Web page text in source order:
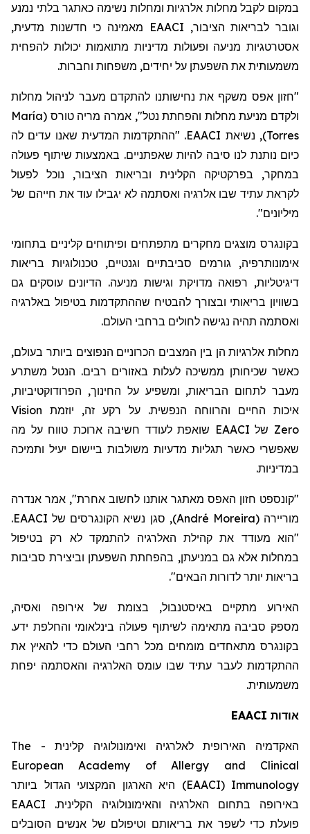
במקום לקבל מחלות אלרגיות ומחלות נשימה כאתגר בלתי נמנע
וגובר לבריאות הציבור, EAACI מאמינה כי חדשנות מדעית,
אסטרטגיות מניעה ופעולות מדיניות מתואמות יכולות להפחית
משמעותית את השפעתן על יחידים, משפחות וחברות.
"חזון אפס משקף את נחישותנו להתקדם מעבר לניהול מחלות
ולקדם מניעת מחלות והפחתת נטל", אמרה מריהטורס (
María
Torres
), נשיאת EAACI. "ההתקדמות המדעית שאנו עדים לה
כיום נותנת לנו סיבה להיות שאפתניים. באמצעות שיתוף פעולה
במחקר, בפרקטיקה הקלינית ובריאות הציבור, נוכל לפעול
לקראת עתיד שבו אלרגיה ואסתמה לא יגבילו עוד את חייהם של
מיליונים".
בקונגרס מוצגים מחקרים מתפתחים ופיתוחים קליניים בתחומי
אימונותרפיה, גורמים סביבתיים וגנטיים, טכנולוגיות בריאות
דיגיטליות, רפואה מדויקת וגישות מניעה. הדיוניםעוסקים גם
בשוויון בריאותי ובצורך להבטיח שההתקדמות בטיפול באלרגיה
ואסתמה תהיה נגישה לחולים ברחבי העולם.
מחלות אלרגיות הן בין המצבים הכרוניים הנפוצים ביותר בעולם,
כאשר שכיחותן ממשיכה לעלות באזורים רבים. הנטל משתרע
מעבר לתחום הבריאות, ומשפיע על החינוך, הפרודוקטיביות,
איכות החיים והרווחה הנפשית. על רקע זה, יוזמת Vision
Zero של EAACI שואפת לעודד חשיבה ארוכת טווח על מה
שאפשרי כאשר תגליות מדעיות משולבות ביישום יעיל ותמיכה
במדיניות.
"קונספט חזון האפס מאתגר אותנו לחשוב אחרת", אמר אנדרה
מוריירה (
André Moreira
), סגן נשיא הקונגרסים של EAACI
.
"הוא מעודד את קהילת האלרגיה להתמקד לא רק בטיפול
במחלות אלא גם במניעתן, בהפחתת השפעתן וביצירת סביבות
בריאות יותר לדורות הבאים".
האירוע מתקיים באיסטנבול, בצומת של אירופה ואסיה,
מספק סביבה מתאימה לשיתוף פעולה בינלאומי והחלפת ידע.
בקונגרס מתאחדים מומחים מכל רחבי העולם כדי להאיץ את
ההתקדמות לעבר עתיד שבו עומס האלרגיה והאסתמה יפחת
משמעותית.
אודות EAACI
האקדמיה האירופית לאלרגיה ואימונולוגיה קלינית - The
European Academy of Allergy and Clinical
Immunology
(
EAACI) היא הארגון המקצועי הגדול ביותר
באירופה בתחום האלרגיה והאימונולוגיה הקלינית.
EAACI
פועלת כדי לשפר את בריאותם וטיפולם של אנשים הסובלים